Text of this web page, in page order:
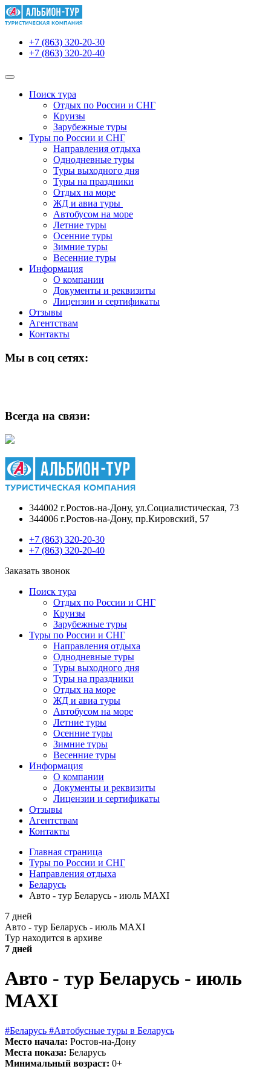
+7 (863) 320-20-30
+7 (863) 320-20-40
Поиск тура
Отдых по России и СНГ
Круизы
Зарубежные туры
Туры по России и СНГ
Направления отдыха
Однодневные туры
Туры выходного дня
Туры на праздники
Отдых на море
ЖД и авиа туры
Автобусом на море
Летние туры
Осенние туры
Зимние туры
Весенние туры
Информация
О компании
Документы и реквизиты
Лицензии и сертификаты
Отзывы
Агентствам
Контакты
Мы в соц сетях:
Всегда на связи:
344002 г.Ростов-на-Дону, ул.Социалистическая, 73
344006 г.Ростов-на-Дону, пр.Кировский, 57
+7 (863) 320-20-30
+7 (863) 320-20-40
Заказать звонок
Поиск тура
Отдых по России и СНГ
Круизы
Зарубежные туры
Туры по России и СНГ
Направления отдыха
Однодневные туры
Туры выходного дня
Туры на праздники
Отдых на море
ЖД и авиа туры
Автобусом на море
Летние туры
Осенние туры
Зимние туры
Весенние туры
Информация
О компании
Документы и реквизиты
Лицензии и сертификаты
Отзывы
Агентствам
Контакты
Главная страница
Туры по России и СНГ
Направления отдыха
Беларусь
Авто - тур Беларусь - июль MAXI
7 дней
Авто - тур Беларусь - июль MAXI
Тур находится в архиве
7 дней
Авто - тур Беларусь - июль
MAXI
#Беларусь #Автобусные туры в Беларусь
Место начала: Ростов-на-Дону
Места показа: Беларусь
Минимальный возраст: 0+